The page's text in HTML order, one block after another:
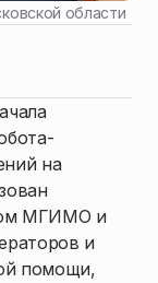
области
на
МГИМО и
и
помощи,